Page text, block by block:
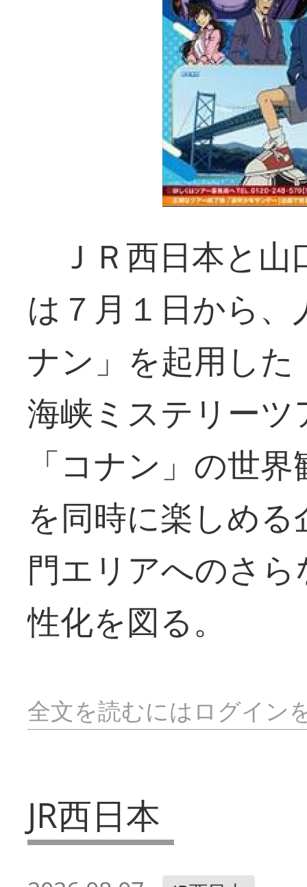
ＪＲ西日本と山
は７月１日から
ナン」を起用し
海峡ミステリー
「コナン」の世
を同時に楽しめ
門エリアへのさ
性化を図る。
全文を読むにはログイン
JR西日本